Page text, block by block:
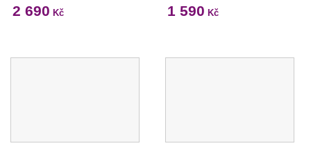
2 690 Kč 1 590 Kč